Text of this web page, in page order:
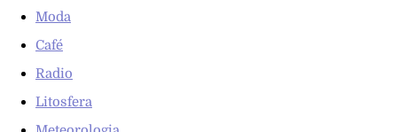
Moda
Café
Radio
Litosfera